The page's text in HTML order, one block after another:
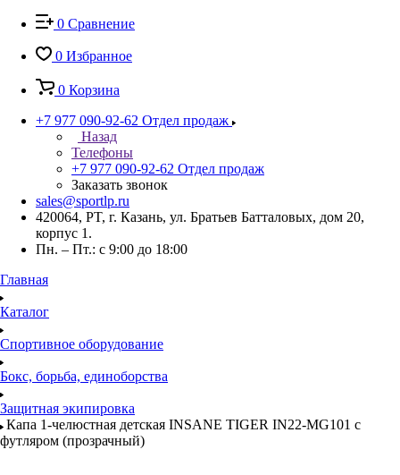
0 Сравнение
0 Избранное
0 Корзина
+7 977 090-92-62 Отдел продаж
Назад
Телефоны
+7 977 090-92-62 Отдел продаж
Заказать звонок
sales@sportlp.ru
420064, PT, г. Казань, ул. Братьев Батталовых, дом 20,
корпус 1.
Пн. – Пт.: с 9:00 до 18:00
Главная
Каталог
Спортивное оборудование
Бокс, борьба, единоборства
Защитная экипировка
Капа 1-челюстная детская INSANE TIGER IN22-MG101 с
футляром (прозрачный)